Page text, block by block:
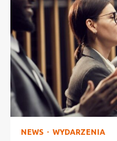
NEWS WYDARZENIA